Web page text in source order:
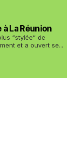
La Réunion
“stylée” de
et a ouvert se...